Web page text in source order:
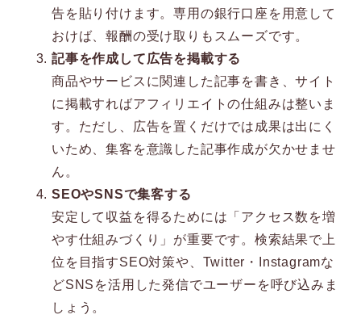
告を貼り付けます。専用の銀行口座を用意して
おけば、報酬の受け取りもスムーズです。
記事を作成して広告を掲載する
商品やサービスに関連した記事を書き、サイト
に掲載すればアフィリエイトの仕組みは整いま
す。ただし、広告を置くだけでは成果は出にく
いため、集客を意識した記事作成が欠かせませ
ん。
SEOやSNSで集客する
安定して収益を得るためには「アクセス数を増
やす仕組みづくり」が重要です。検索結果で上
位を目指すSEO対策や、Twitter・Instagramな
どSNSを活用した発信でユーザーを呼び込みま
しょう。